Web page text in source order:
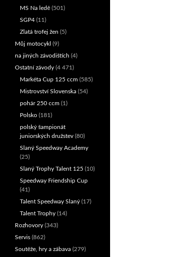
MS Na ledě (501)
SGP4 (11)
Zlatá trofej žen (5)
Můj motocykl (9)
na jiných závodištích (4)
Ostatní závody (4 471)
Markéta Cup 125 ccm (585)
Mistrovství Slovenska (54)
pohár 250 ccm (1)
Polsko (181)
polský šampionát
juniorských družstev (80)
Slaný Speedway Academy
(25)
Slaný Trophy Talent 125 (10)
Speedway Friendship Cup
(41)
Talent Speedway Slaný (17)
Talent Trophy (14)
Rozhovory (343)
Servis (862)
Soutěže, hry a zábava (279)